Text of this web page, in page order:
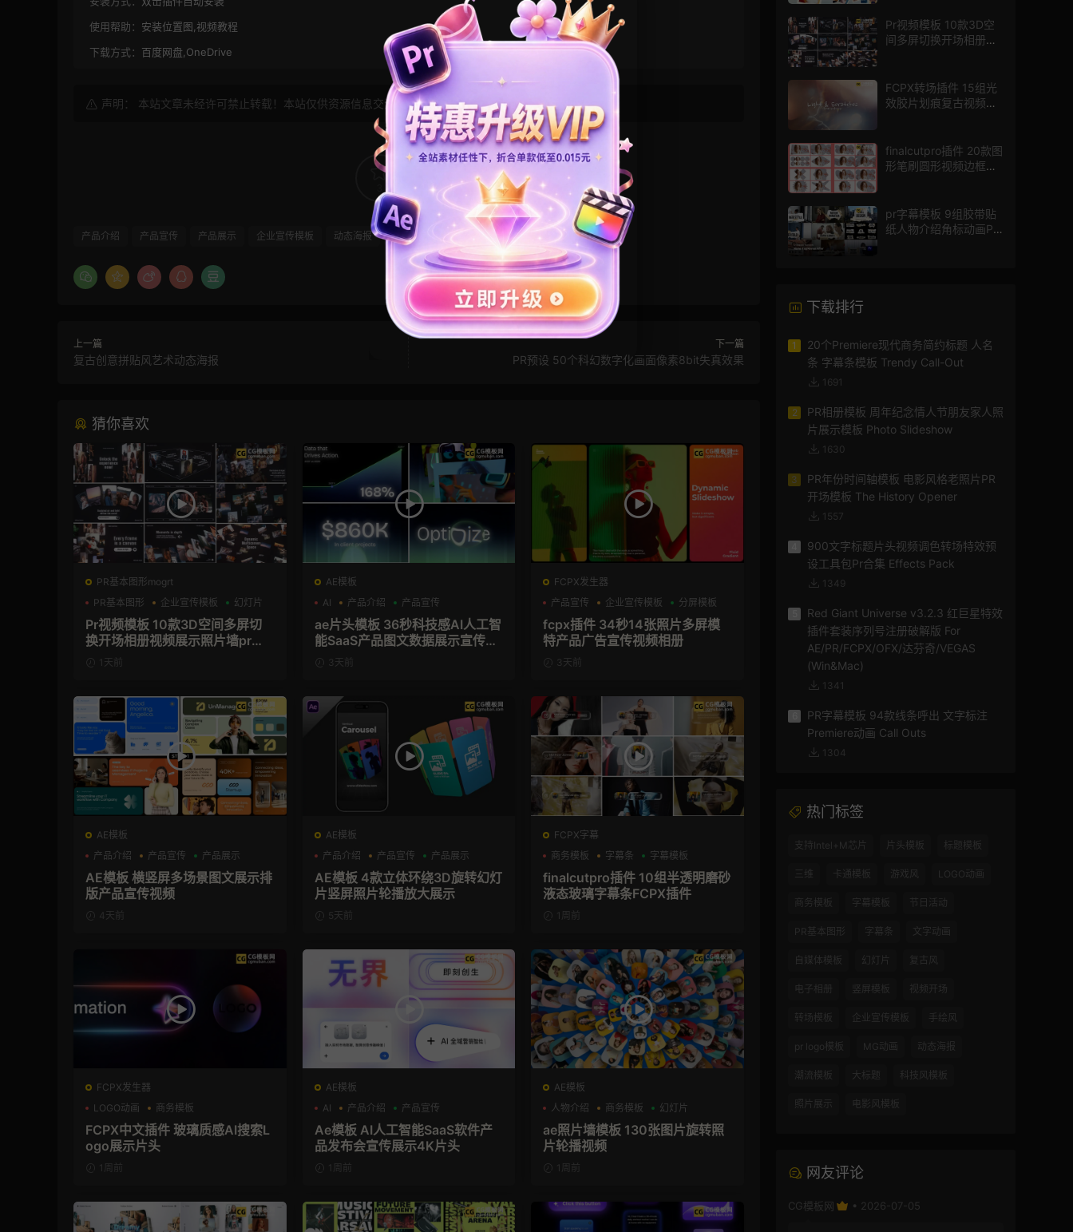
使用帮助： 安装位置图,视频教程
下载方式： 百度网盘,OneDrive
声明： 本站文章未经许可禁止转载！本站仅供资源信息交流学习， 版权说明点此了解！
0
产品介绍 产品宣传 产品展示 企业宣传模板 动态海报 品牌宣传 商务模板 广告 遮罩
上一篇
复古创意拼贴风艺术动态海报
下一篇
PR预设 50个科幻数字化画面像素8bit失真效果
猜你喜欢
PR基本图形mogrt
PR基本图形
企业宣传模板 幻灯片
Pr视频模板 10款3D空间多屏切
换开场相册视频展示照片墙pr模
1天前
AE模板
AI
产品介绍 产品宣传
ae片头模板 36秒科技感AI人工智
能SaaS产品图文数据展示宣传视
频AE模板
3天前
FCPX发生器
产品宣传
企业宣传模板 分屏模板
fcpx插件 34秒14张照片多屏模
特产品广告宣传视频相册
3天前
AE模板
产品介绍
产品宣传 产品展示
AE模板 横竖屏多场景图文展示排
版产品宣传视频
4天前
AE模板
产品介绍
产品宣传 产品展示
AE模板 4款立体环绕3D旋转幻灯
片竖屏照片轮播放大展示
5天前
FCPX字幕
商务模板
字幕条 字幕模板
finalcutpro插件 10组半透明磨砂
液态玻璃字幕条FCPX插件
1周前
FCPX发生器
LOGO动画
商务模板
支持Intel+M芯片
FCPX中文插件 玻璃质感AI搜索L
ogo展示片头
1周前
AE模板
AI
产品介绍 产品宣传
Ae模板 AI人工智能SaaS软件产
品发布会宣传展示4K片头
1周前
AE模板
人物介绍
商务模板 幻灯片
ae照片墙模板 130张图片旋转照
片轮播视频
1周前
Pr视频模板 10款3D空
间多屏切换开场相册视
FCPX转场插件 15组光
效胶片划痕复古视频过
finalcutpro插件 20款图
形笔刷圆形视频边框遮
pr字幕模板 9组胶带贴
纸人物介绍角标动画PR
下载排行
1
20个Premiere现代商务简约标题 人名
条 字幕条模板 Trendy Call-Out
1691
2
PR相册模板 周年纪念情人节朋友家人照
片展示模板 Photo Slideshow
1630
3
PR年份时间轴模板 电影风格老照片PR
开场模板 The History Opener
1557
900文字标题片头视频调色转场特效预
设工具包Pr合集 Effects Pack
1349
Red Giant Universe v3.2.3 红巨星特效
插件套装序列号注册破解版 For
AE/PR/FCPX/OFX/达芬奇/VEGAS
(Win&Mac)
1341
PR字幕模板 94款线条呼出 文字标注
Premiere动画 Call Outs
1304
热门标签
支持Intel+M芯片 片头模板 标题模板
三维 卡通模板 游戏风 LOGO动画
商务模板 字幕模板 节日活动
PR基本图形 字幕条 文字动画
自媒体模板 幻灯片 复古风
电子相册 竖屏模板 视频开场
转场模板 企业宣传模板 手绘风
pr logo模板 MG动画 动态海报
潮流模板 大标题 科技风模板
照片展示 电影风模板
网友评论
CG模板网 • 2026-07-05